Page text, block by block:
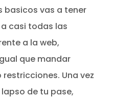
basicos vas a tener
casi todas las
a la web,
que mandar
Una vez
de tu pase,